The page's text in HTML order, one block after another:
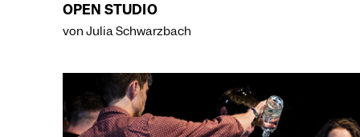
OPEN STUDIO
von Julia Schwarzbach